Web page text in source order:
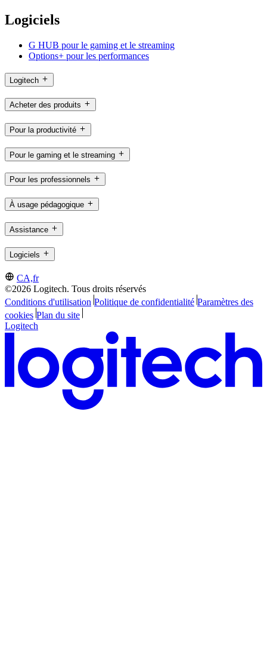
Logiciels
G HUB pour le gaming et le streaming
Options+ pour les performances
Logitech
Acheter des produits
Pour la productivité
Pour le gaming et le streaming
Pour les professionnels
À usage pédagogique
Assistance
Logiciels
CA,fr
©2026 Logitech. Tous droits réservés
Conditions d'utilisation Politique de confidentialité Paramètres des
cookies Plan du site
Logitech